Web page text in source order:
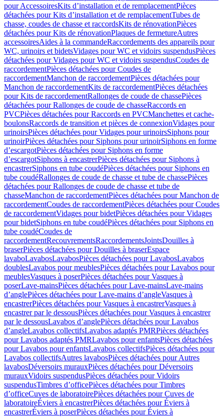
pour AccessoiresKits d’installation et de remplacementPièces
détachées pour Kits d’installation et de remplacementTubes de
chasse, coudes de chasse et raccordsKits de rénovationPièces
détachées pour Kits de rénovationPlaques de fermetureAutres
accessoiresAides à la commandeRaccordements des appareils pour
WC, urinoirs et bidetsVidages pour WC et vidoirs suspendusPièces
détachées pour Vidages pour WC et vidoirs suspendusCoudes de
raccordementPièces détachées pour Coudes de
raccordementManchon de raccordementPièces détachées pour
Manchon de raccordementKits de raccordementPièces détachées
pour Kits de raccordementRallonges de coude de chassePièces
détachées pour Rallonges de coude de chasseRaccords en
PVCPièces détachées pour Raccords en PVCManchettes et cache-
boulonsRaccords de transition et pièces de connexionVidages pour
urinoirsPièces détachées pour Vidages pour urinoirsSiphons pour
urinoirPièces détachées pour Siphons pour urinoirSiphons en forme
d’escargotPièces détachées pour Siphons en forme
d’escargotSiphons à encastrerPièces détachées pour Siphons à
encastrerSiphons en tube coudéPièces détachées pour Siphons en
tube coudéRallonges de coude de chasse et tube de chassePièces
détachées pour Rallonges de coude de chasse et tube de
chasseManchon de raccordementPièces détachées pour Manchon de
raccordementCoudes de raccordementPièces détachées pour Coudes
de raccordementVidages pour bidetPièces détachées pour Vidages
pour bidetSiphons en tube coudéPièces détachées pour Siphons en
tube coudéCoudes de
raccordementRecouvrementsRaccordementsJointsDouilles à
braserPièces détachées pour Douilles à braserEspace
lavaboLavabosLavabosPièces détachées pour LavabosLavabos
doublesLavabos pour meublesPièces détachées pour Lavabos pour
meublesVasques à poserPièces détachées pour Vasques à
poserLave-mainsPièces détachées pour Lave-mainsLave-mains
d’anglePièces détachées pour Lave-mains d’angleVasques à
encastrerPièces détachées pour Vasques à encastrerVasques à
encastrer par le dessousPièces détachées pour Vasques à encastrer
par le dessousLavabos d’anglePièces détachées pour Lavabos
d’angleLavabos collectifsLavabos adaptés PMRPièces détachées
pour Lavabos adaptés PMRLavabos pour enfantsPièces détachées
pour Lavabos pour enfantsLavabos collectifsPièces détachées pour
Lavabos collectifsAutres lavabosPièces détachées pour Autres
lavabosDéversoirs murauxPièces détachées pour Déversoirs
murauxVidoirs suspendusPièces détachées pour Vidoirs
suspendusTimbres dʼofficePièces détachées pour Timbres
dʼofficeCuves de laboratoirePièces détachées pour Cuves de
laboratoireÉviers à encastrerPièces détachées pour Éviers à
encastrerÉviers à poserPièces détachées pour Éviers à